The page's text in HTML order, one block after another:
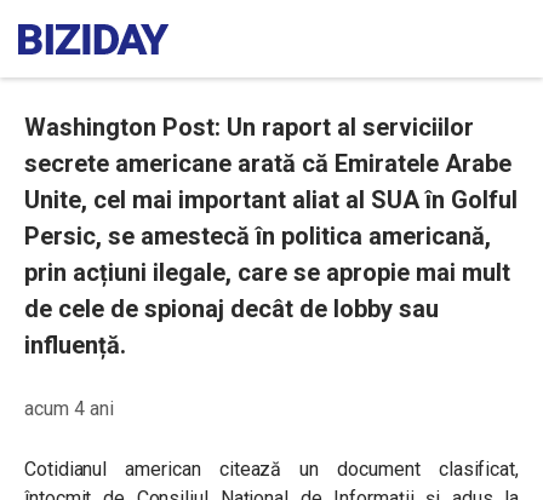
Washington Post: Un raport al serviciilor
secrete americane arată că Emiratele Arabe
Unite, cel mai important aliat al SUA în Golful
Persic, se amestecă în politica americană,
prin acțiuni ilegale, care se apropie mai mult
de cele de spionaj decât de lobby sau
influență.
acum 4 ani
Cotidianul american citează un document clasificat,